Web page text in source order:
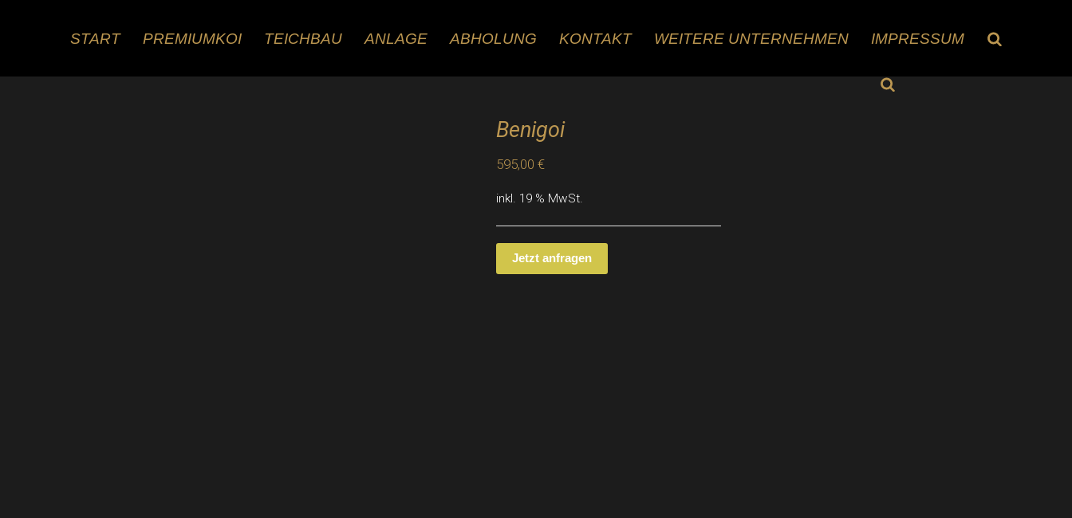
START PREMIUMKOI TEICHBAU ANLAGE ABHOLUNG KONTAKT WEITERE UNTERNEHMEN IMPRESSUM
Benigoi
595,00 €
inkl. 19 % MwSt.
Jetzt anfragen